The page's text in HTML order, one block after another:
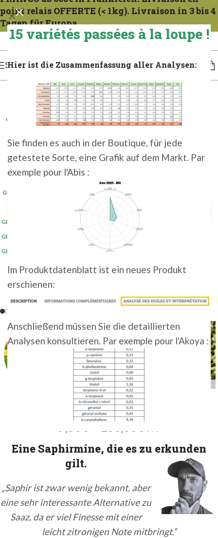
15 variétés passées à la loupe !
Hier ist die Zusammenfassung aller Analysen:
Sie finden es auch in der Boutique, für jede
getestete Sorte, eine Grafik auf dem Markt. Par
exemple pour l'Abis :
Im Produktdatenblatt ist ein neues Produkt
erschienen:
Anschließend müssen Sie die detaillierten
Analysen konsultieren. Par exemple pour l'Akoya :
point relais OFFERTE (< 1kg). Livraison in 3 bis 4
Tagen für Europa.
Expeditionen zu allen Mercredis. Gießen Sie das französische Gericht 1 bis 2 Tage
lang. Für 3 bis 4 Tage in Europa gießen.
SPEISEKARTE
GER 100G 2025 (1)
GER 1KG 2023
GER 1KG 2024 (1)
GER 1KG 2025
GER 500G 2025
GER 5KG 2023
GER 5KG 2024
GER 5KG 2025
SAPHIR • BIO
Eine Saphirmine, die es zu erkunden
gilt.
„Saphir ist zwar wenig bekannt, aber
eine sehr interessante Alternative zu
Saaz, da er viel Finesse mit einer
leicht zitronigen Note mitbringt.“